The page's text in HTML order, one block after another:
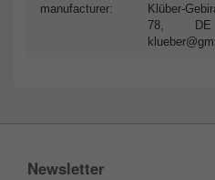
manufacturer:
Klüber-
78, DE
Newsletter